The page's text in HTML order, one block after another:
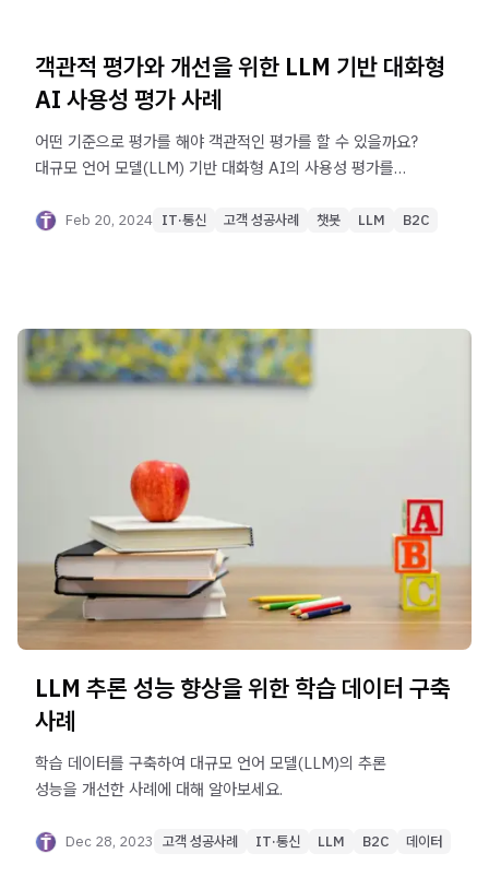
객관적 평가와 개선을 위한 LLM 기반 대화형
AI 사용성 평가 사례
어떤 기준으로 평가를 해야 객관적인 평가를 할 수 있을까요?
대규모 언어 모델(LLM) 기반 대화형 AI의 사용성 평가를
Feb 20, 2024 IT·통신 고객 성공사례 챗봇 LLM B2C
LLM 추론 성능 향상을 위한 학습 데이터 구축
사례
학습 데이터를 구축하여 대규모 언어 모델(LLM)의 추론
성능을 개선한 사례에 대해 알아보세요.
Dec 28, 2023 고객 성공사례 IT·통신 LLM B2C 데이터